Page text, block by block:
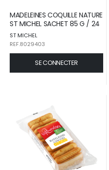
MADELEINES COQUILLE NATURE
ST MICHEL SACHET 85 G / 24
ST MICHEL
REF.8029403
SE CONNECTER